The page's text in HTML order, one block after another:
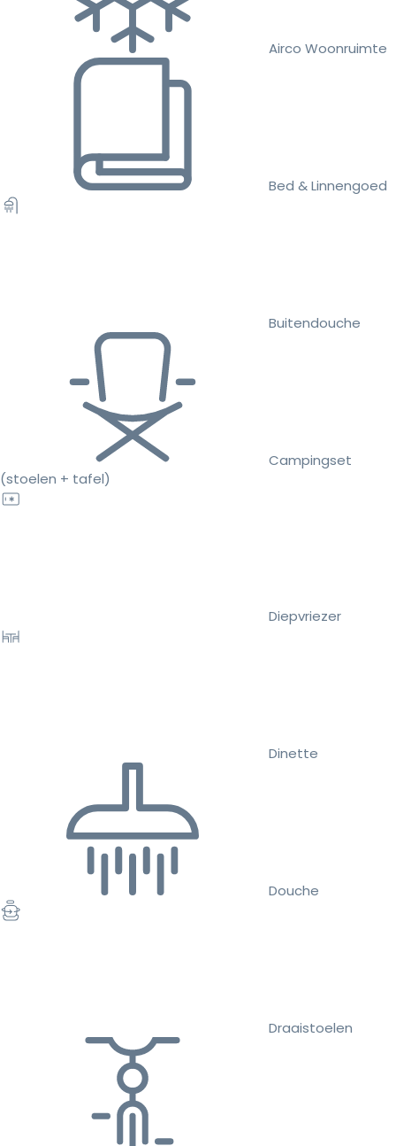
Airco Woonruimte
Bed & Linnengoed
Buitendouche
Campingset
(stoelen + tafel)
Diepvriezer
Dinette
Douche
Draaistoelen